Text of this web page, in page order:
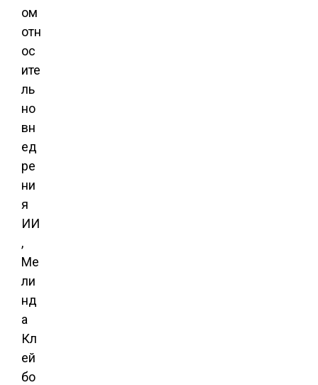
ом
отн
ос
ите
ль
но
вн
ед
ре
ни
я
ИИ
,
Ме
ли
нд
а
Кл
ей
бо